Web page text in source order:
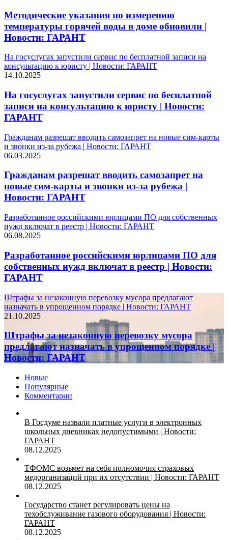
Методические указания по измерению
температуры горячей воды в доме обновили |
Новости: ГАРАНТ
На госуслугах запустили сервис по бесплатной записи на
консультацию к юристу | Новости: ГАРАНТ
14.10.2025
На госуслугах запустили сервис по бесплатной
записи на консультацию к юристу | Новости:
ГАРАНТ
Гражданам разрешат вводить самозапрет на новые сим-карты
и звонки из-за рубежа | Новости: ГАРАНТ
06.03.2025
Гражданам разрешат вводить самозапрет на
новые сим-карты и звонки из-за рубежа |
Новости: ГАРАНТ
Разработанное российскими юрлицами ПО для собственных
нужд включат в реестр | Новости: ГАРАНТ
06.08.2025
Разработанное российскими юрлицами ПО для
собственных нужд включат в реестр | Новости:
ГАРАНТ
Штрафы за незаконную перевозку мусора предлагают
назначать в упрощенном порядке | Новости: ГАРАНТ
21.10.2025
Штрафы за незаконную перевозку мусора
предлагают назначать в упрощенном порядке |
Новости: ГАРАНТ
Новые
Популярные
Комментарии
В Госдуме назвали платные услуги в электронных
школьных дневниках недопустимыми | Новости:
ГАРАНТ
08.12.2025
ТФОМС возьмет на себя полномочия страховых
медорганизаций при их отсутствии | Новости: ГАРАНТ
08.12.2025
Государство станет регулировать цены на
техобслуживание газового оборудования | Новости:
ГАРАНТ
08.12.2025